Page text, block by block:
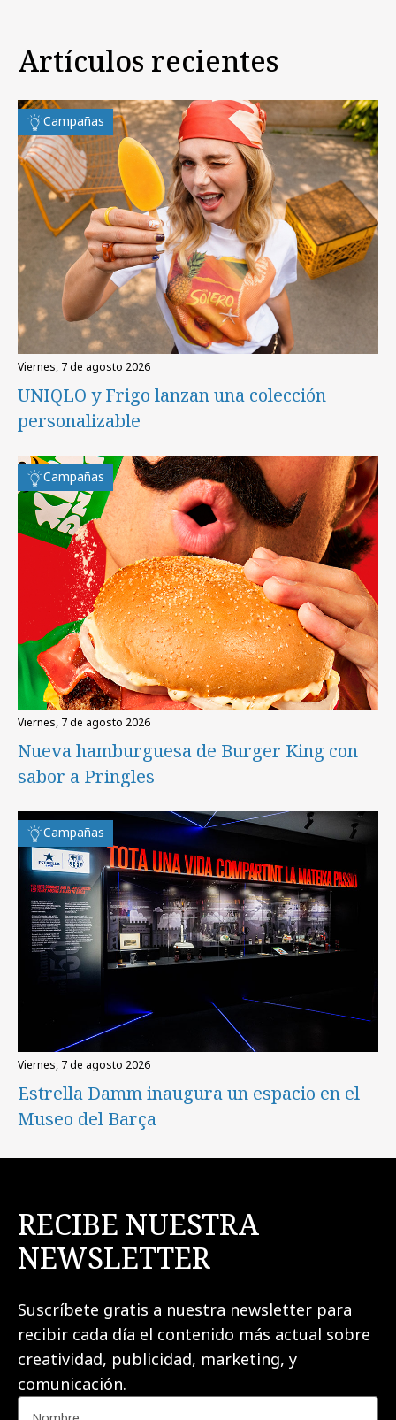
Artículos recientes
Campañas
viernes, 7 de agosto 2026
UNIQLO y Frigo lanzan una colección
personalizable
Campañas
viernes, 7 de agosto 2026
Nueva hamburguesa de Burger King con
sabor a Pringles
Campañas
viernes, 7 de agosto 2026
Estrella Damm inaugura un espacio en el
Museo del Barça
RECIBE NUESTRA
NEWSLETTER
Suscríbete gratis a nuestra newsletter para
recibir cada día el contenido más actual sobre
creatividad, publicidad, marketing, y
comunicación.